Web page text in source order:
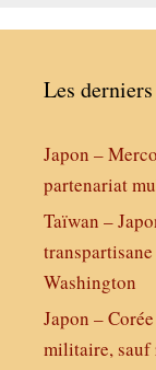
Les
Japon –
partenariat
Taïwan –
Washington
Japon –
militaire, sauf